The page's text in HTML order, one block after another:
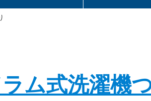
洗濯機の取付・取外
温水洗浄便座の取付・取外
卓上食洗機の取付・取外
水漏れつまり修理
ム式洗濯機